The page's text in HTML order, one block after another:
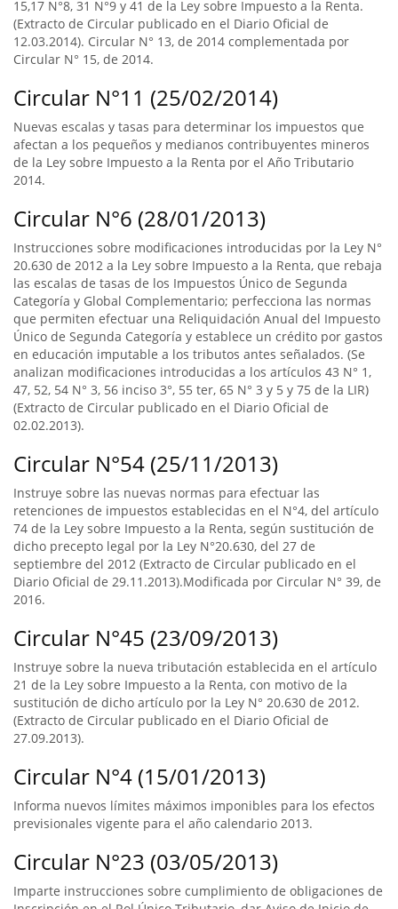
15,17 N°8, 31 N°9 y 41 de la Ley sobre Impuesto a la Renta.
(Extracto de Circular publicado en el Diario Oficial de
12.03.2014). Circular N° 13, de 2014 complementada por
Circular N° 15, de 2014.
Circular N°11 (25/02/2014)
Nuevas escalas y tasas para determinar los impuestos que
afectan a los pequeños y medianos contribuyentes mineros
de la Ley sobre Impuesto a la Renta por el Año Tributario
2014.
Circular N°6 (28/01/2013)
Instrucciones sobre modificaciones introducidas por la Ley N°
20.630 de 2012 a la Ley sobre Impuesto a la Renta, que rebaja
las escalas de tasas de los Impuestos Único de Segunda
Categoría y Global Complementario; perfecciona las normas
que permiten efectuar una Reliquidación Anual del Impuesto
Único de Segunda Categoría y establece un crédito por gastos
en educación imputable a los tributos antes señalados. (Se
analizan modificaciones introducidas a los artículos 43 N° 1,
47, 52, 54 N° 3, 56 inciso 3°, 55 ter, 65 N° 3 y 5 y 75 de la LIR)
(Extracto de Circular publicado en el Diario Oficial de
02.02.2013).
Circular N°54 (25/11/2013)
Instruye sobre las nuevas normas para efectuar las
retenciones de impuestos establecidas en el N°4, del artículo
74 de la Ley sobre Impuesto a la Renta, según sustitución de
dicho precepto legal por la Ley N°20.630, del 27 de
septiembre del 2012 (Extracto de Circular publicado en el
Diario Oficial de 29.11.2013).Modificada por Circular N° 39, de
2016.
Circular N°45 (23/09/2013)
Instruye sobre la nueva tributación establecida en el artículo
21 de la Ley sobre Impuesto a la Renta, con motivo de la
sustitución de dicho artículo por la Ley N° 20.630 de 2012.
(Extracto de Circular publicado en el Diario Oficial de
27.09.2013).
Circular N°4 (15/01/2013)
Informa nuevos límites máximos imponibles para los efectos
previsionales vigente para el año calendario 2013.
Circular N°23 (03/05/2013)
Imparte instrucciones sobre cumplimiento de obligaciones de